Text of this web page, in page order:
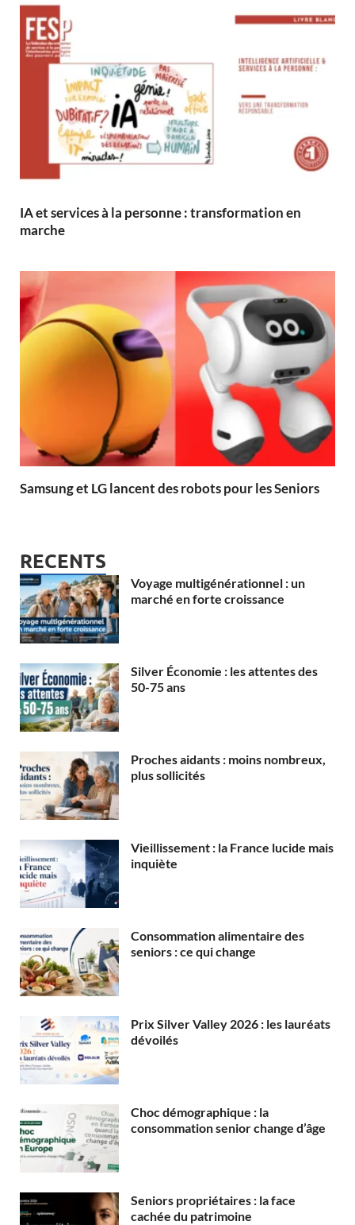
IA et services à la personne : transformation en
marche
Samsung et LG lancent des robots pour les Seniors
RECENTS
Voyage multigénérationnel : un
marché en forte croissance
Silver Économie : les attentes des
50-75 ans
Proches aidants : moins nombreux,
plus sollicités
Vieillissement : la France lucide mais
inquiète
Consommation alimentaire des
seniors : ce qui change
Prix Silver Valley 2026 : les lauréats
dévoilés
Choc démographique : la
consommation senior change d’âge
Seniors propriétaires : la face
cachée du patrimoine